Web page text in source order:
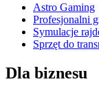
Astro Gaming
Profesjonalni
Symulacje
Sprzęt do
Dla biznesu